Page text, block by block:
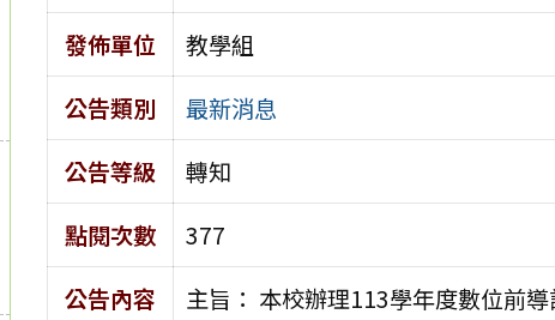
發佈單位
教學組
公告類別
最新消息
公告等級
轉知
點閱次數
377
公告內容
主旨： 本校辦理113學年度數位前